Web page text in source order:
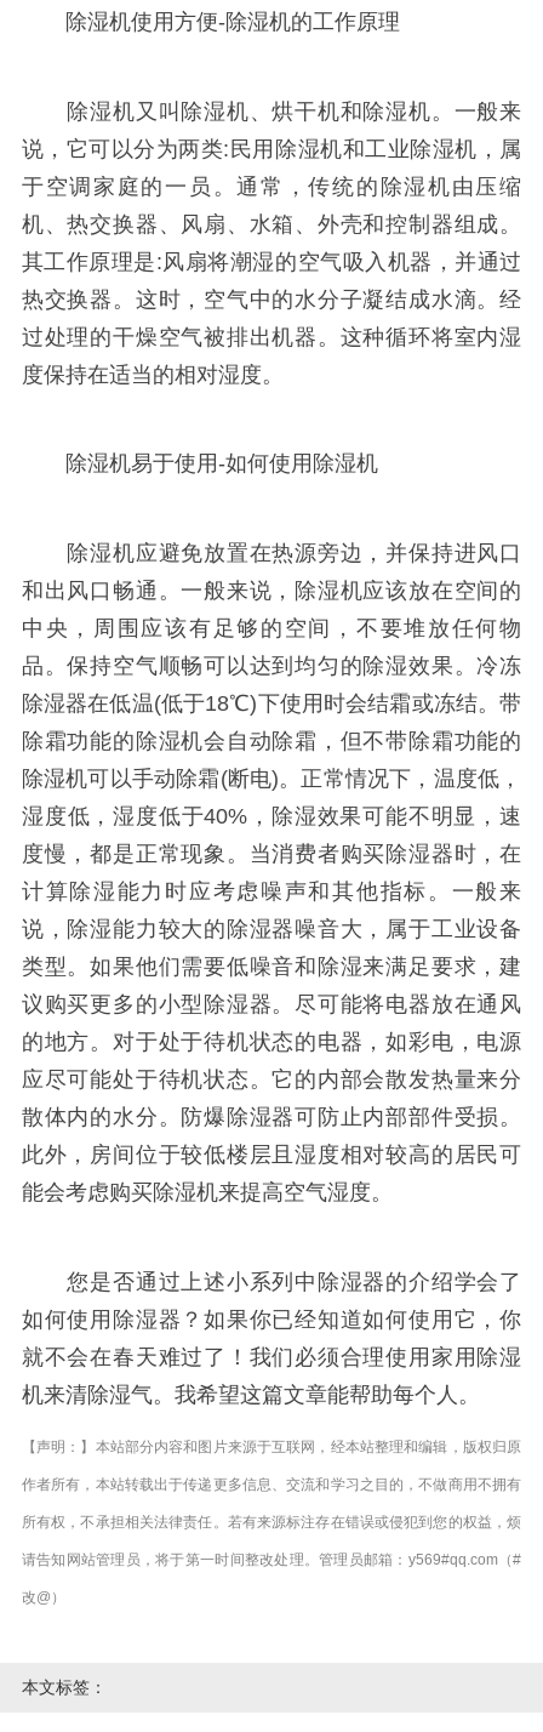
除湿机使用方便-除湿机的工作原理
除湿机又叫除湿机、烘干机和除湿机。一般来
说，它可以分为两类:民用除湿机和工业除湿机，属
于空调家庭的一员。通常，传统的除湿机由压缩
机、热交换器、风扇、水箱、外壳和控制器组成。
其工作原理是:风扇将潮湿的空气吸入机器，并通过
热交换器。这时，空气中的水分子凝结成水滴。经
过处理的干燥空气被排出机器。这种循环将室内湿
度保持在适当的相对湿度。
除湿机易于使用-如何使用除湿机
除湿机应避免放置在热源旁边，并保持进风口
和出风口畅通。一般来说，除湿机应该放在空间的
中央，周围应该有足够的空间，不要堆放任何物
品。保持空气顺畅可以达到均匀的除湿效果。冷冻
除湿器在低温(低于18℃)下使用时会结霜或冻结。带
除霜功能的除湿机会自动除霜，但不带除霜功能的
除湿机可以手动除霜(断电)。正常情况下，温度低，
湿度低，湿度低于40%，除湿效果可能不明显，速
度慢，都是正常现象。当消费者购买除湿器时，在
计算除湿能力时应考虑噪声和其他指标。一般来
说，除湿能力较大的除湿器噪音大，属于工业设备
类型。如果他们需要低噪音和除湿来满足要求，建
议购买更多的小型除湿器。尽可能将电器放在通风
的地方。对于处于待机状态的电器，如彩电，电源
应尽可能处于待机状态。它的内部会散发热量来分
散体内的水分。防爆除湿器可防止内部部件受损。
此外，房间位于较低楼层且湿度相对较高的居民可
能会考虑购买除湿机来提高空气湿度。
您是否通过上述小系列中除湿器的介绍学会了
如何使用除湿器？如果你已经知道如何使用它，你
就不会在春天难过了！我们必须合理使用家用除湿
机来清除湿气。我希望这篇文章能帮助每个人。
【声明：】本站部分内容和图片来源于互联网，经本站整理和编辑，版权归原
作者所有，本站转载出于传递更多信息、交流和学习之目的，不做商用不拥有
所有权，不承担相关法律责任。若有来源标注存在错误或侵犯到您的权益，烦
请告知网站管理员，将于第一时间整改处理。管理员邮箱：y569#qq.com（#
改@）
本文标签：